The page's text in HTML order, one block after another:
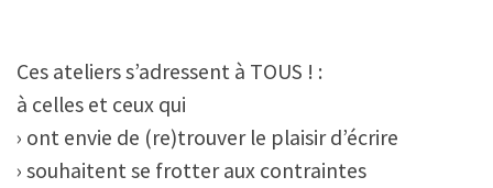
Ces ateliers s’adressent à TOUS ! :
à celles et ceux qui
› ont envie de (re)trouver le plaisir d’écrire
› souhaitent se frotter aux contraintes